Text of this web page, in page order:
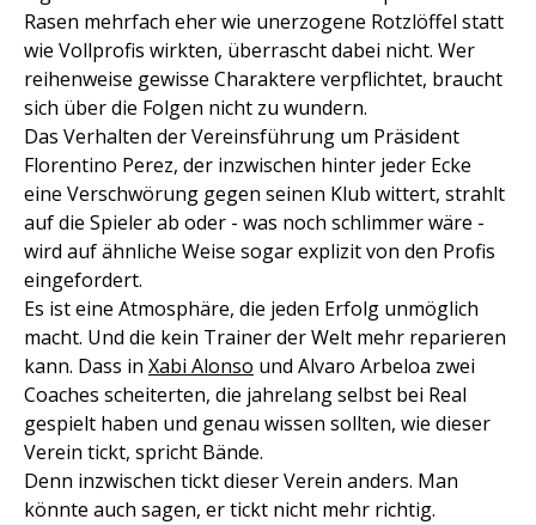
Rasen mehrfach eher wie unerzogene Rotzlöffel statt
wie Vollprofis wirkten, überrascht dabei nicht. Wer
reihenweise gewisse Charaktere verpflichtet, braucht
sich über die Folgen nicht zu wundern.
Das Verhalten der Vereinsführung um Präsident
Florentino Perez, der inzwischen hinter jeder Ecke
eine Verschwörung gegen seinen Klub wittert, strahlt
auf die Spieler ab oder - was noch schlimmer wäre -
wird auf ähnliche Weise sogar explizit von den Profis
eingefordert.
Es ist eine Atmosphäre, die jeden Erfolg unmöglich
macht. Und die kein Trainer der Welt mehr reparieren
kann. Dass in Xabi Alonso und Alvaro Arbeloa zwei
Coaches scheiterten, die jahrelang selbst bei Real
gespielt haben und genau wissen sollten, wie dieser
Verein tickt, spricht Bände.
Denn inzwischen tickt dieser Verein anders. Man
könnte auch sagen, er tickt nicht mehr richtig.